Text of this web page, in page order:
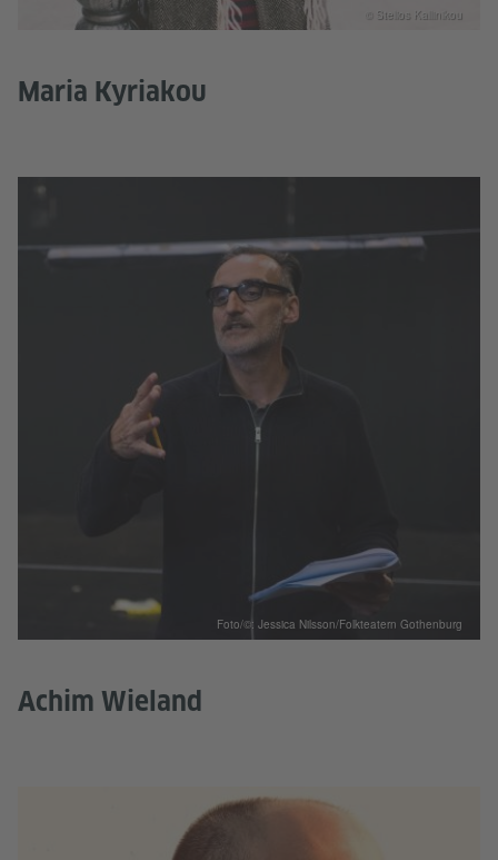
Maria Kyriakou
© Stelios Kallinikou
Achim Wieland
Foto/©: Jessica Nilsson/Folkteatern Gothenburg